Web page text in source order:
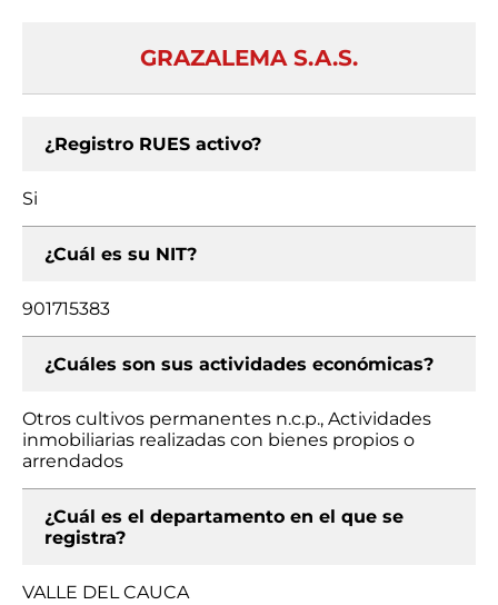
GRAZALEMA S.A.S.
¿Registro RUES activo?
Si
¿Cuál es su NIT?
901715383
¿Cuáles son sus actividades económicas?
Otros cultivos permanentes n.c.p., Actividades
inmobiliarias realizadas con bienes propios o
arrendados
¿Cuál es el departamento en el que se
registra?
VALLE DEL CAUCA